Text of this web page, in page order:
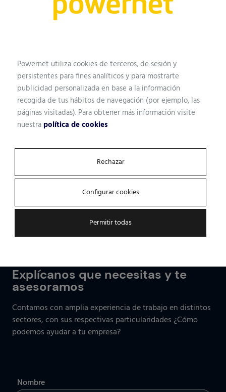
Sector Público
Explícanos que necesitas y te
asesoramos
Contamos con amplia experiencia de trabajo en distintos
sectores, con sus respectivas particularidades ¿Cómo
podemos ayudar a tu empresa?
Nombre
Powernet utiliza cookies de terceros, de sesión y
persistentes para fines analíticos y para mostrarte
publicidad personalizada en base a la información
recogida de tus hábitos de navegación (por ejemplo, las
páginas visitadas). Para obtener más información visite
nuestrapolítica de cookies
Rechazar
Configurar cookies
Permitir todas